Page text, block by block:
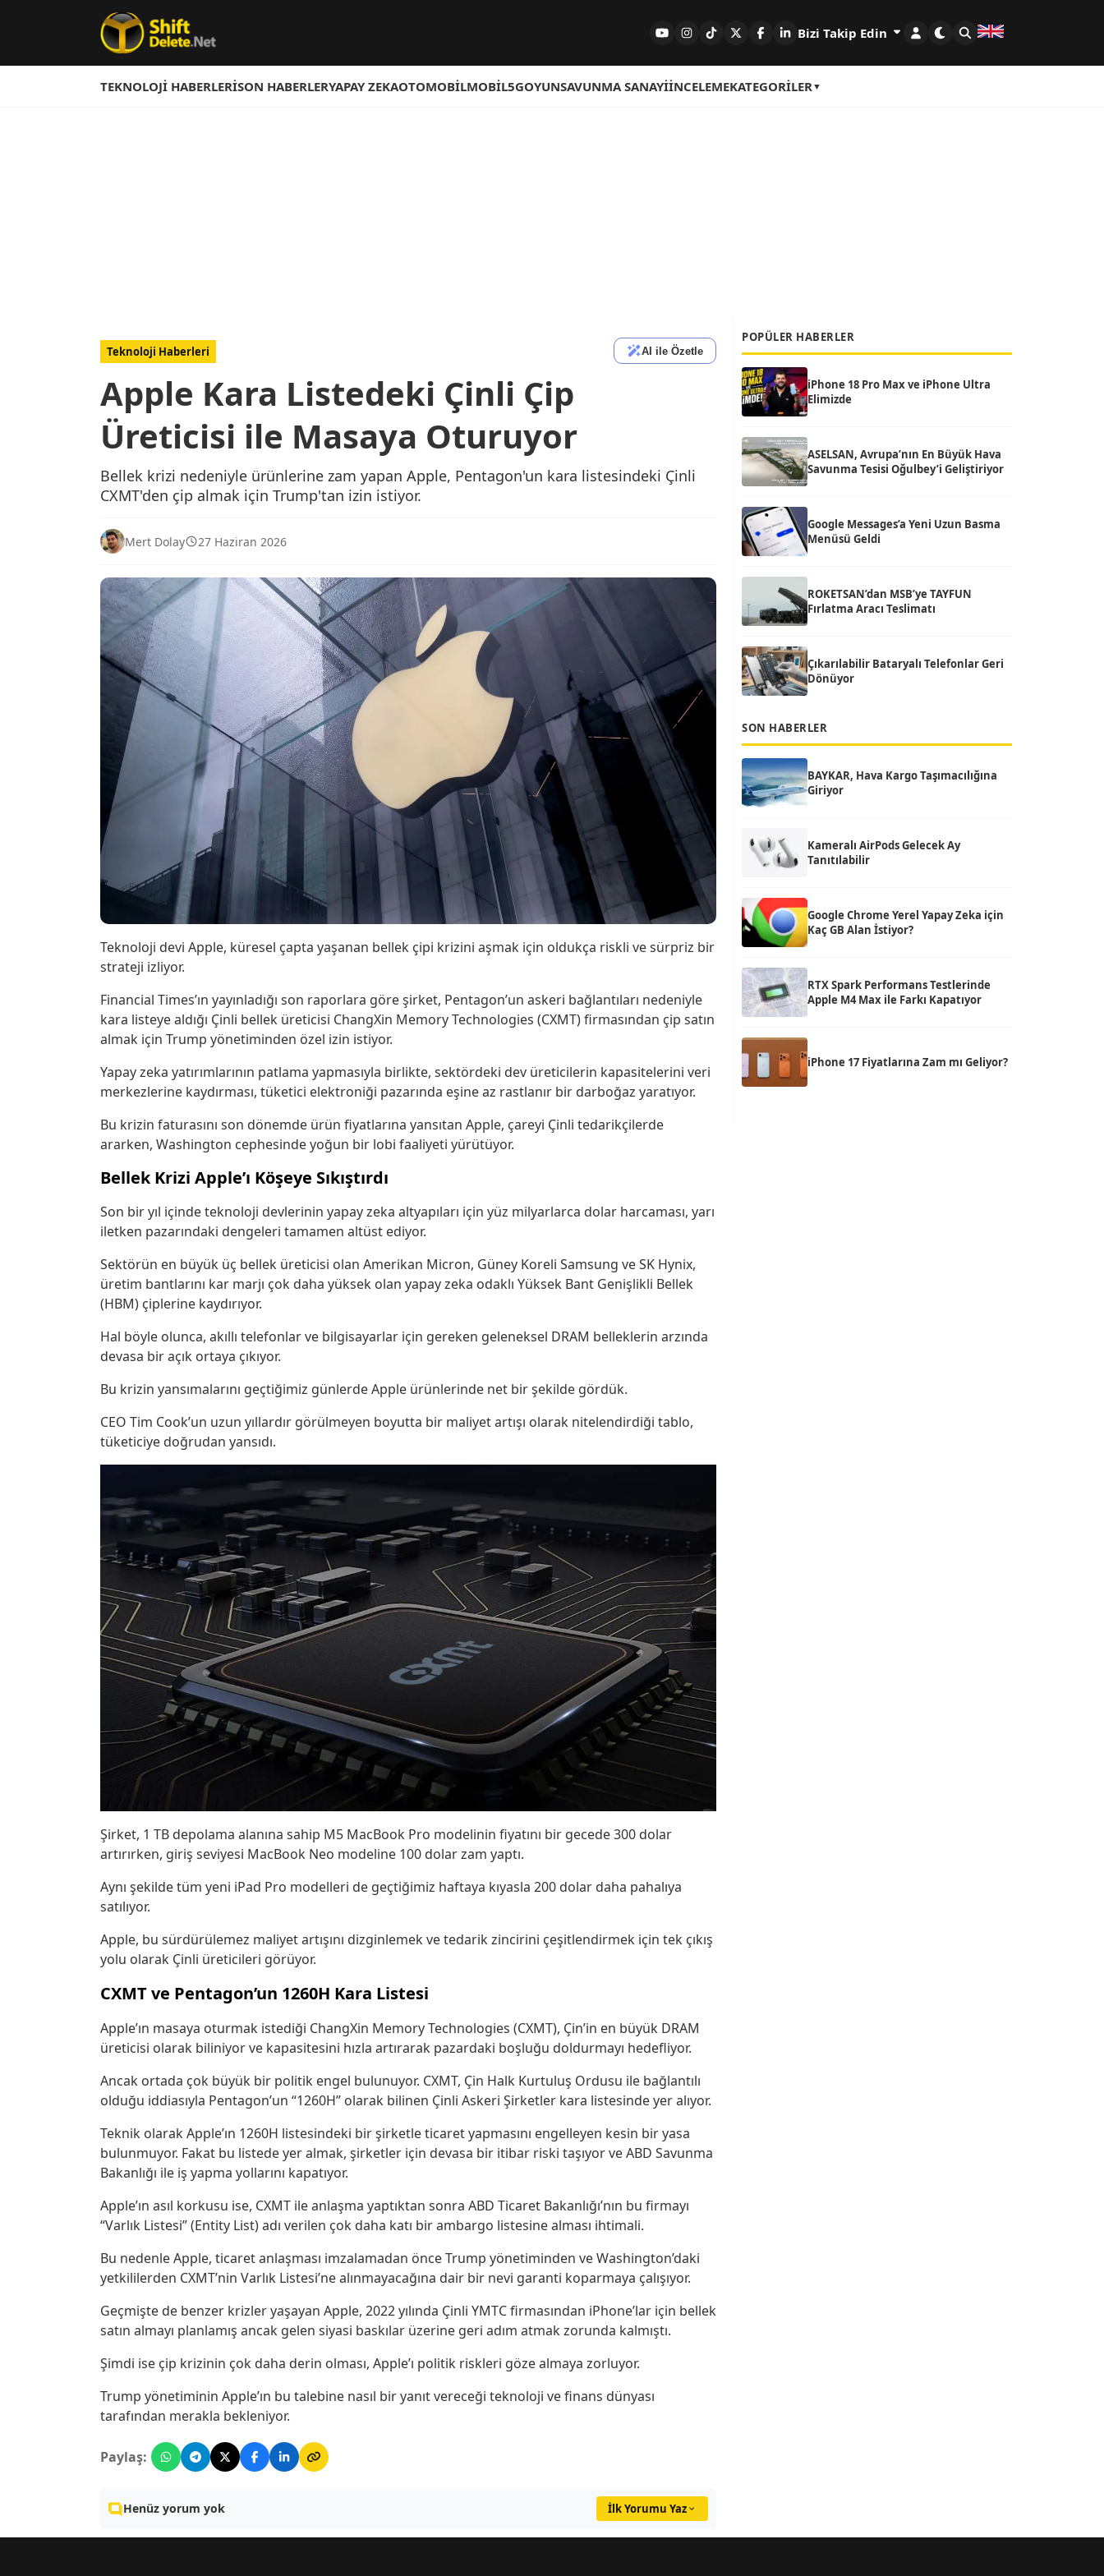
Bizi Takip Edin
TEKNOLOJI HABERLERISON HABERLERYAPAY ZEKAOTOMOBILMOBIL5GOYUNSAVUNMA SANAYIİNCELEMEKATEGORILER
Teknoloji Haberleri AI ile Özetle
Apple Kara Listedeki Çinli Çip
Üreticisi ile Masaya Oturuyor
Bellek krizi nedeniyle ürünlerine zam yapan Apple, Pentagon'un kara listesindeki Çinli
CXMT'den çip almak için Trump'tan izin istiyor.
Mert Dolay 27 Haziran 2026
Teknoloji devi Apple, küresel çapta yaşanan bellek çipi krizini aşmak için oldukça riskli ve sürpriz bir
strateji izliyor.
Financial Times’ın yayınladığı son raporlara göre şirket, Pentagon’un askeri bağlantıları nedeniyle
kara listeye aldığı Çinli bellek üreticisi ChangXin Memory Technologies (CXMT) firmasından çip satın
almak için Trump yönetiminden özel izin istiyor.
Yapay zeka yatırımlarının patlama yapmasıyla birlikte, sektördeki dev üreticilerin kapasitelerini veri
merkezlerine kaydırması, tüketici elektroniği pazarında eşine az rastlanır bir darboğaz yaratıyor.
Bu krizin faturasını son dönemde ürün fiyatlarına yansıtan Apple, çareyi Çinli tedarikçilerde
ararken, Washington cephesinde yoğun bir lobi faaliyeti yürütüyor.
Bellek Krizi Apple’ı Köşeye Sıkıştırdı
Son bir yıl içinde teknoloji devlerinin yapay zeka altyapıları için yüz milyarlarca dolar harcaması, yarı
iletken pazarındaki dengeleri tamamen altüst ediyor.
Sektörün en büyük üç bellek üreticisi olan Amerikan Micron, Güney Koreli Samsung ve SK Hynix,
üretim bantlarını kar marjı çok daha yüksek olan yapay zeka odaklı Yüksek Bant Genişlikli Bellek
(HBM) çiplerine kaydırıyor.
Hal böyle olunca, akıllı telefonlar ve bilgisayarlar için gereken geleneksel DRAM belleklerin arzında
devasa bir açık ortaya çıkıyor.
Bu krizin yansımalarını geçtiğimiz günlerde Apple ürünlerinde net bir şekilde gördük.
CEO Tim Cook’un uzun yıllardır görülmeyen boyutta bir maliyet artışı olarak nitelendirdiği tablo,
tüketiciye doğrudan yansıdı.
Şirket, 1 TB depolama alanına sahip M5 MacBook Pro modelinin fiyatını bir gecede 300 dolar
artırırken, giriş seviyesi MacBook Neo modeline 100 dolar zam yaptı.
Aynı şekilde tüm yeni iPad Pro modelleri de geçtiğimiz haftaya kıyasla 200 dolar daha pahalıya
satılıyor.
Apple, bu sürdürülemez maliyet artışını dizginlemek ve tedarik zincirini çeşitlendirmek için tek çıkış
yolu olarak Çinli üreticileri görüyor.
CXMT ve Pentagon’un 1260H Kara Listesi
Apple’ın masaya oturmak istediği ChangXin Memory Technologies (CXMT), Çin’in en büyük DRAM
üreticisi olarak biliniyor ve kapasitesini hızla artırarak pazardaki boşluğu doldurmayı hedefliyor.
Ancak ortada çok büyük bir politik engel bulunuyor. CXMT, Çin Halk Kurtuluş Ordusu ile bağlantılı
olduğu iddiasıyla Pentagon’un “1260H” olarak bilinen Çinli Askeri Şirketler kara listesinde yer alıyor.
Teknik olarak Apple’ın 1260H listesindeki bir şirketle ticaret yapmasını engelleyen kesin bir yasa
bulunmuyor. Fakat bu listede yer almak, şirketler için devasa bir itibar riski taşıyor ve ABD Savunma
Bakanlığı ile iş yapma yollarını kapatıyor.
Apple’ın asıl korkusu ise, CXMT ile anlaşma yaptıktan sonra ABD Ticaret Bakanlığı’nın bu firmayı
“Varlık Listesi” (Entity List) adı verilen çok daha katı bir ambargo listesine alması ihtimali.
Bu nedenle Apple, ticaret anlaşması imzalamadan önce Trump yönetiminden ve Washington’daki
yetkililerden CXMT’nin Varlık Listesi’ne alınmayacağına dair bir nevi garanti koparmaya çalışıyor.
Geçmişte de benzer krizler yaşayan Apple, 2022 yılında Çinli YMTC firmasından iPhone’lar için bellek
satın almayı planlamış ancak gelen siyasi baskılar üzerine geri adım atmak zorunda kalmıştı.
Şimdi ise çip krizinin çok daha derin olması, Apple’ı politik riskleri göze almaya zorluyor.
Trump yönetiminin Apple’ın bu talebine nasıl bir yanıt vereceği teknoloji ve finans dünyası
tarafından merakla bekleniyor.
Paylaş:
Henüz yorum yok İlk Yorumu Yaz
POPÜLER HABERLER
iPhone 18 Pro Max ve iPhone Ultra
Elimizde
ASELSAN, Avrupa’nın En Büyük Hava
Savunma Tesisi Oğulbey’i Geliştiriyor
Google Messages’a Yeni Uzun Basma
Menüsü Geldi
ROKETSAN’dan MSB’ye TAYFUN
Fırlatma Aracı Teslimatı
Çıkarılabilir Bataryalı Telefonlar Geri
Dönüyor
SON HABERLER
BAYKAR, Hava Kargo Taşımacılığına
Giriyor
Kameralı AirPods Gelecek Ay
Tanıtılabilir
Google Chrome Yerel Yapay Zeka için
Kaç GB Alan İstiyor?
RTX Spark Performans Testlerinde
Apple M4 Max ile Farkı Kapatıyor
iPhone 17 Fiyatlarına Zam mı Geliyor?